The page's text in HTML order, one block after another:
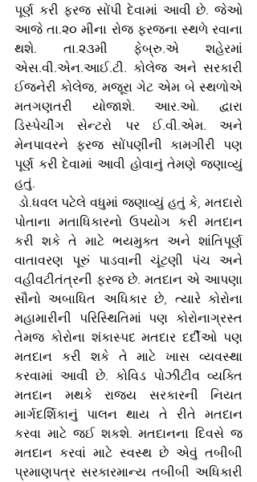
પૂર્ણ કરી ફરજ સોંપી દેવામાં આવી છે. જેઓ
આજે તા.૨૦ મીના રોજ ફરજના સ્થળે રવાના
થશે. તા.૨૩મી ફેબ્રુ.એ શહેરમાં
એસ.વી.એન.આઈ.ટી. કોલેજ અને સરકારી
ઈજનેરી કોલેજ, મજૂરા ગેટ એમ બે સ્થળોએ
મતગણતરી યોજાશે. આર.ઓ. દ્વારા
ડિસ્પેચીંગ સેન્ટરો પર ઈ.વી.એમ. અને
મેનપાવરને ફરજ સોંપણીની કામગીરી પણ
પૂર્ણ કરી દેવામાં આવી હોવાનું તેમણે જણાવ્યું
હતું.
પોતાના મતાધિકારનો ઉપયોગ કરી મતદાન
કરી શકે તે માટે ભયમુક્ત અને શાંતિપૂર્ણ
વાતાવરણ પૂરું પાડવાની ચૂંટણી પંચ અને
વહીવટીતંત્રની ફરજ છે. મતદાન એ આપણા
સૌનો અબાધિત અધિકાર છે, ત્યારે કોરોના
મહામારીની પરિસ્થિતિમાં પણ કોરોનાગ્રસ્ત
તેમજ કોરોના શંકાસ્પદ મતદાર દર્દીઓ પણ
મતદાન કરી શકે તે માટે ખાસ વ્યવસ્થા
કરવામાં આવી છે. કોવિડ પોઝીટીવ વ્યક્તિ
મતદાન મથકે રાજ્ય સરકારની નિયત
માર્ગદર્શિકાનું પાલન થાય તે રીતે મતદાન
કરવા માટે જઈ શકશે. મતદાનના દિવસે જ
મતદાન કરવાં માટે સ્વસ્થ છે એવું તબીબી
પ્રમાણપત્ર સરકારમાન્ય તબીબી અધિકારી